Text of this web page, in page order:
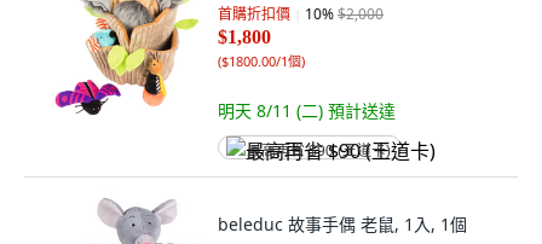
首購折扣價 10%$2,000
$1,800
($1800.00/1個)
明天 8/11 (二) 預計送達
最高再省 $90 (王道卡)
beleduc 故事手偶 老鼠, 1入, 1個